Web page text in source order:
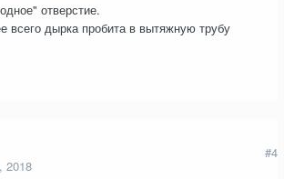
отверстие.
всего дырка пробита в вытяжную трубу
2018
#4